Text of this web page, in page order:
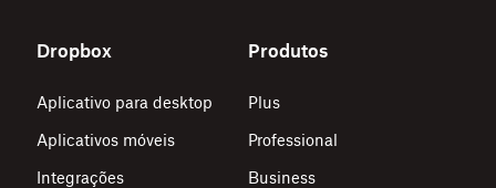
Dropbox
Aplicativo para desktop
Aplicativos móveis
Integrações
Produtos
Plus
Professional
Business